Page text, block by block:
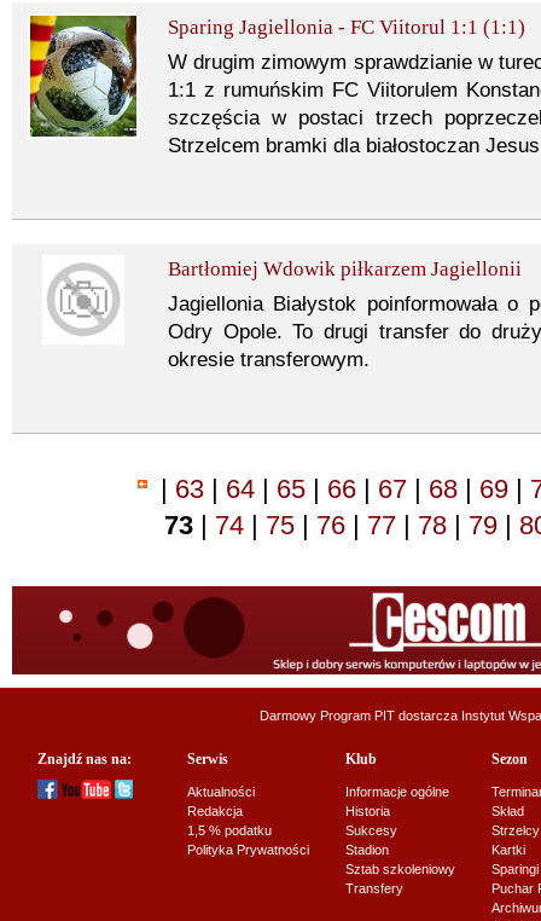
Sparing Jagiellonia - FC Viitorul 1:1 (1:1)
W drugim zimowym sprawdzianie w
1:1 z rumuńskim FC Viitorulem
szczęścia w postaci trzech
Strzelcem bramki dla białostoczan
Bartłomiej Wdowik piłkarzem Jagiellonii
Jagiellonia Białystok poinformowała o
Odry Opole. To drugi transfer do
okresie transferowym.
| 63 | 64 | 65 | 66 | 67 | 68 | 69 |
73 | 74 | 75 | 76 | 77 | 78 | 79 |
Darmowy Program PIT dostarcza Instytut
Znajdź nas na: Serwis
Aktualności
Redakcja
1,5 % podatku
Polityka Prywatności
Klub
Informacje ogólne
Historia
Sukcesy
Stadion
Sztab szkoleniowy
Transfery
Sezon
Skład
Strzelcy
Kartki
Sparingi
Puchar